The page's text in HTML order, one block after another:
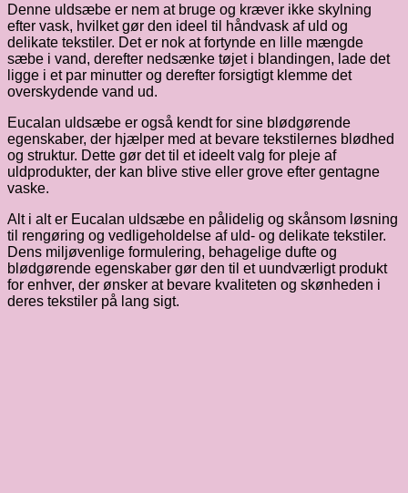
Denne uldsæbe er nem at bruge og kræver ikke skylning
efter vask, hvilket gør den ideel til håndvask af uld og
delikate tekstiler. Det er nok at fortynde en lille mængde
sæbe i vand, derefter nedsænke tøjet i blandingen, lade det
ligge i et par minutter og derefter forsigtigt klemme det
overskydende vand ud.
Eucalan uldsæbe er også kendt for sine blødgørende
egenskaber, der hjælper med at bevare tekstilernes blødhed
og struktur. Dette gør det til et ideelt valg for pleje af
uldprodukter, der kan blive stive eller grove efter gentagne
vaske.
Alt i alt er Eucalan uldsæbe en pålidelig og skånsom løsning
til rengøring og vedligeholdelse af uld- og delikate tekstiler.
Dens miljøvenlige formulering, behagelige dufte og
blødgørende egenskaber gør den til et uundværligt produkt
for enhver, der ønsker at bevare kvaliteten og skønheden i
deres tekstiler på lang sigt.